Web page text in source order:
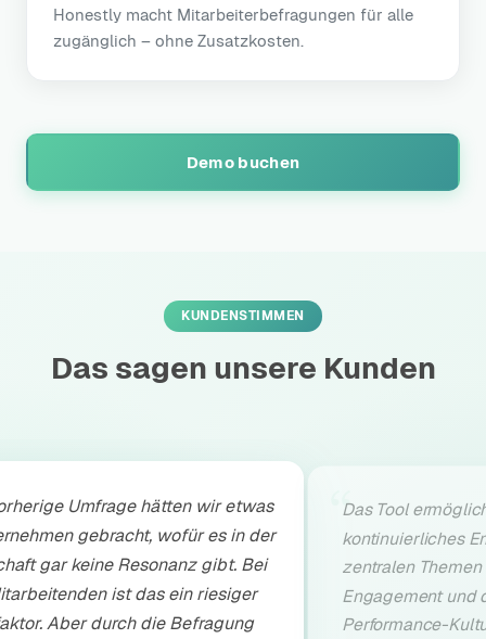
Honestly macht Mitarbeiterbefragungen für alle
zugänglich – ohne Zusatzkosten.
Demo buchen
KUNDENSTIMMEN
Das sagen unsere Kunden
Umfrage hätten wir etwas
gebracht, wofür es in der
gar keine Resonanz gibt. Bei
ist das ein riesiger
Aber durch die Befragung
“
Das Tool
kontinuierliches
zentralen
Engagement und
Performance-